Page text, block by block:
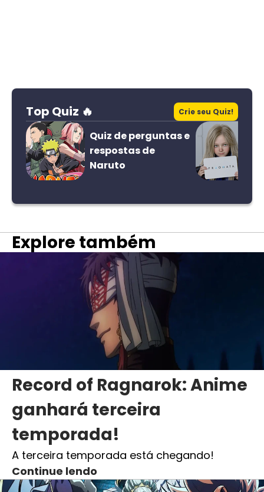
Top Quiz 🔥 Crie seu Quiz!
Quiz de perguntas e
respostas de
Naruto
Explore também
Record of Ragnarok: Anime
ganhará terceira
temporada!
A terceira temporada está chegando!
Continue lendo